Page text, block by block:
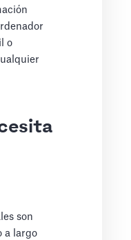
o
son
a largo